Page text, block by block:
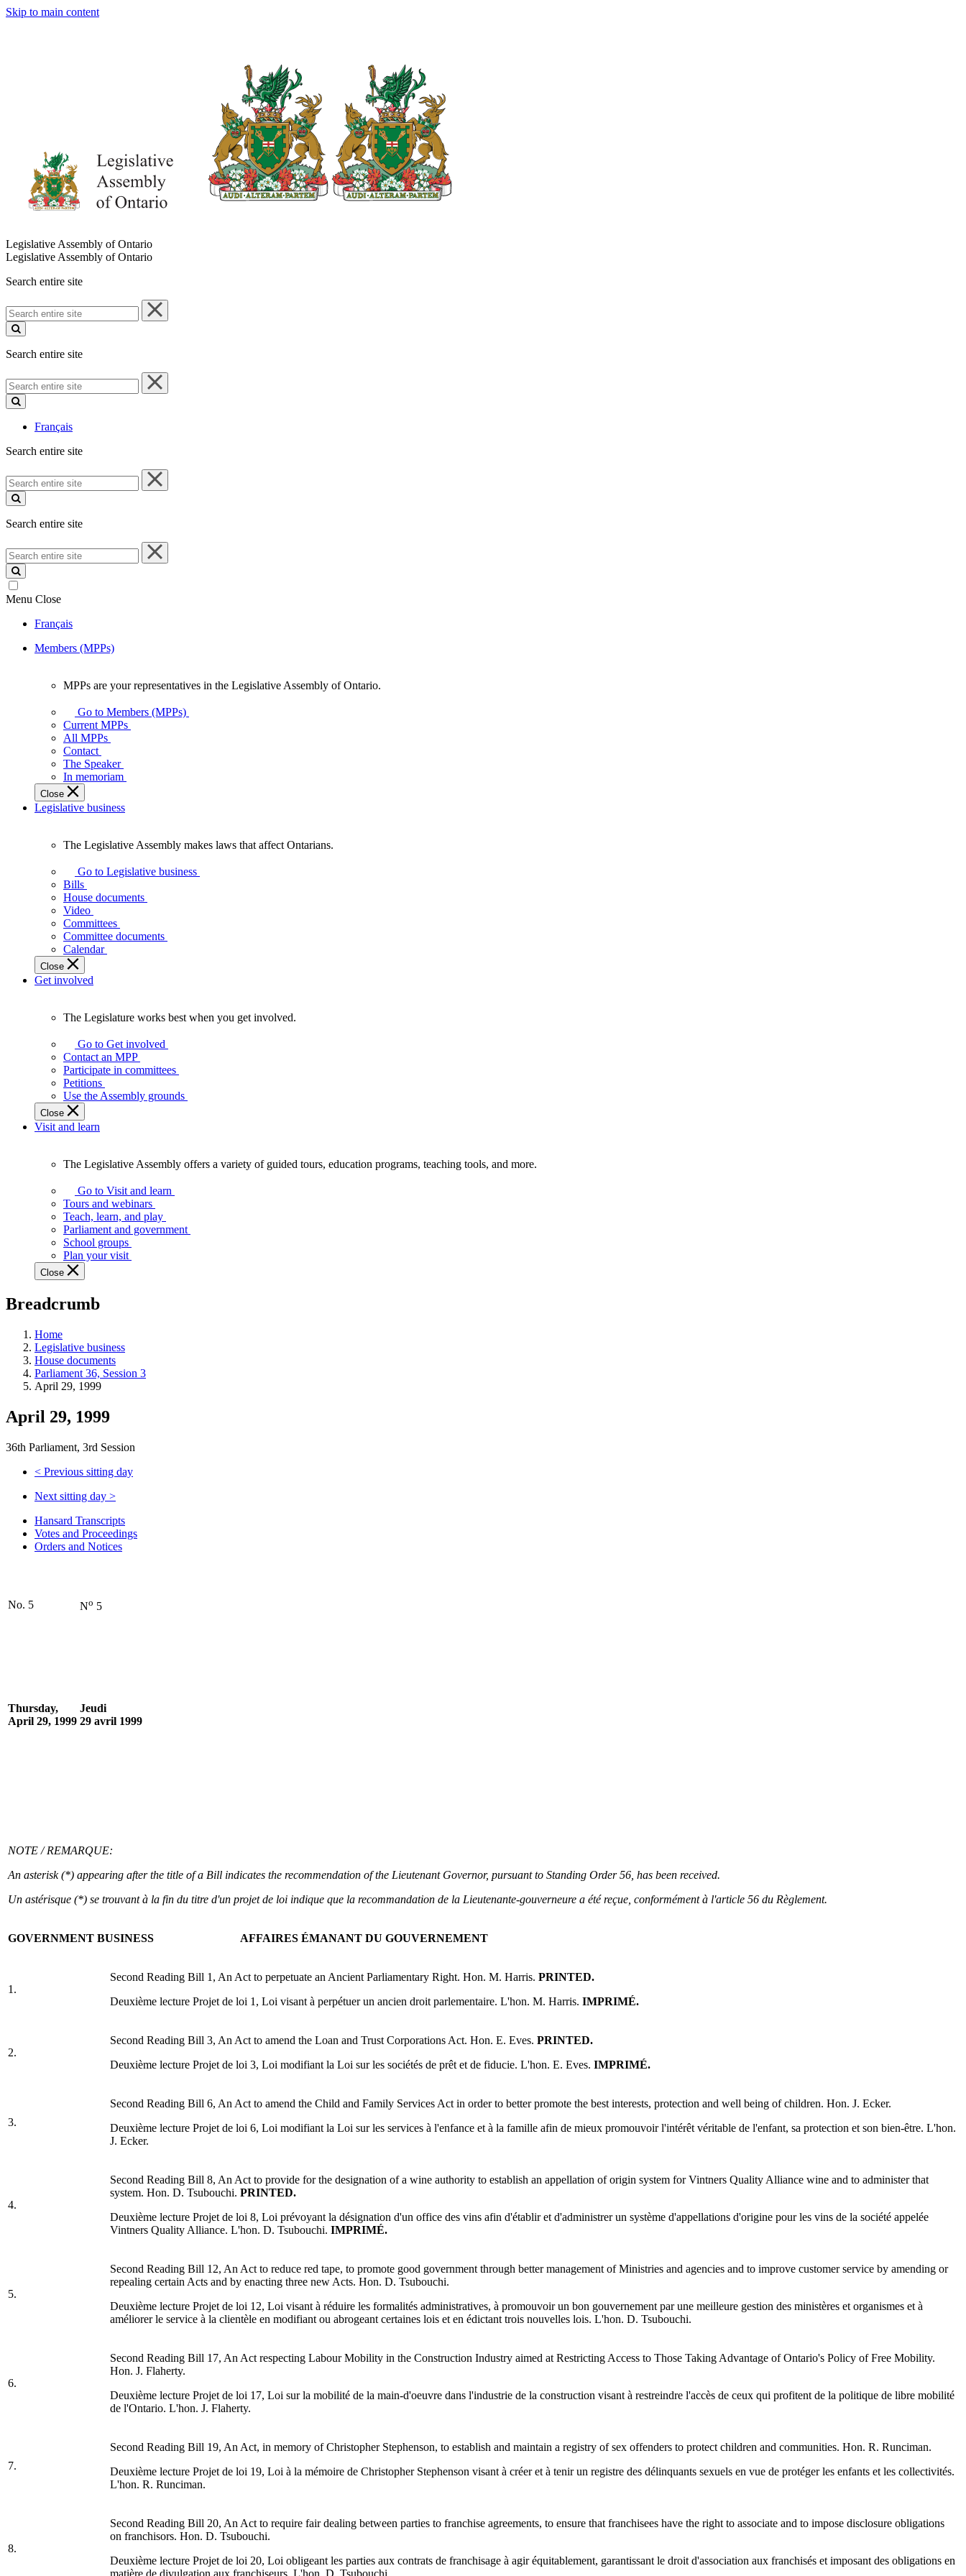
Skip to main content
Legislative Assembly of Ontario
Legislative Assembly of Ontario
Search entire site
Search
entire
site
Search entire site
Search
entire
site
Français
Search entire site
Search
entire
site
Search entire site
Search
entire
site
Menu Close
Français
Members (MPPs)
your
representatives
Legislative
Assembly
of
Ontario.
MPPs are your representatives in the Legislative Assembly of Ontario.
Go to Members (MPPs)
Current MPPs
All MPPs
Contact
The Speaker
In memoriam
Close
Legislative business
Legislative
Assembly
makes
laws
affect
Ontarians.
The Legislative Assembly makes laws that affect Ontarians.
Go to Legislative business
Bills
House documents
Video
Committees
Committee documents
Calendar
Close
Get involved
Legislature
works
best
when
get
involved.
The Legislature works best when you get involved.
Go to Get involved
Contact an MPP
Participate in committees
Petitions
Use the Assembly grounds
Close
Visit and learn
Legislative
Assembly
offers
variety
guided
tours,
programs,
tools,
and
more.
The Legislative Assembly offers a variety of guided tours, education programs, teaching tools, and more.
Go to Visit and learn
Tours and webinars
Teach, learn, and play
Parliament and government
School groups
Plan your visit
Close
Breadcrumb
Home
Legislative business
House documents
Parliament 36, Session 3
April 29, 1999
April 29, 1999
36th Parliament, 3rd Session
< Previous sitting day
Next sitting day >
Hansard Transcripts
Votes and Proceedings
Orders and Notices
No. 5 No 5
Thursday,
April 29, 1999
Jeudi
29 avril 1999
NOTE / REMARQUE:
An asterisk (*) appearing after the title of a Bill indicates the recommendation of the Lieutenant Governor, pursuant to Standing Order 56, has been received.
Un astérisque (*) se trouvant à la fin du titre d'un projet de loi indique que la recommandation de la Lieutenante-gouverneure a été reçue, conformément à l'article 56 du Règlement.
GOVERNMENT BUSINESS AFFAIRES ÉMANANT DU GOUVERNEMENT
1.
Second Reading Bill 1, An Act to perpetuate an Ancient Parliamentary Right. Hon. M. Harris. PRINTED.
Deuxième lecture Projet de loi 1, Loi visant à perpétuer un ancien droit parlementaire. L'hon. M. Harris. IMPRIMÉ.
2.
Second Reading Bill 3, An Act to amend the Loan and Trust Corporations Act. Hon. E. Eves. PRINTED.
Deuxième lecture Projet de loi 3, Loi modifiant la Loi sur les sociétés de prêt et de fiducie. L'hon. E. Eves. IMPRIMÉ.
3.
Second Reading Bill 6, An Act to amend the Child and Family Services Act in order to better promote the best interests, protection and well being of children. Hon. J. Ecker.
Deuxième lecture Projet de loi 6, Loi modifiant la Loi sur les services à l'enfance et à la famille afin de mieux promouvoir l'intérêt véritable de l'enfant, sa protection et son bien-être. L'hon.
J. Ecker.
4.
Second Reading Bill 8, An Act to provide for the designation of a wine authority to establish an appellation of origin system for Vintners Quality Alliance wine and to administer that
system. Hon. D. Tsubouchi. PRINTED.
Deuxième lecture Projet de loi 8, Loi prévoyant la désignation d'un office des vins afin d'établir et d'administrer un système d'appellations d'origine pour les vins de la société appelée
Vintners Quality Alliance. L'hon. D. Tsubouchi. IMPRIMÉ.
5.
Second Reading Bill 12, An Act to reduce red tape, to promote good government through better management of Ministries and agencies and to improve customer service by amending or
repealing certain Acts and by enacting three new Acts. Hon. D. Tsubouchi.
Deuxième lecture Projet de loi 12, Loi visant à réduire les formalités administratives, à promouvoir un bon gouvernement par une meilleure gestion des ministères et organismes et à
améliorer le service à la clientèle en modifiant ou abrogeant certaines lois et en édictant trois nouvelles lois. L'hon. D. Tsubouchi.
6.
Second Reading Bill 17, An Act respecting Labour Mobility in the Construction Industry aimed at Restricting Access to Those Taking Advantage of Ontario's Policy of Free Mobility.
Hon. J. Flaherty.
Deuxième lecture Projet de loi 17, Loi sur la mobilité de la main-d'oeuvre dans l'industrie de la construction visant à restreindre l'accès de ceux qui profitent de la politique de libre mobilité
de l'Ontario. L'hon. J. Flaherty.
7.
Second Reading Bill 19, An Act, in memory of Christopher Stephenson, to establish and maintain a registry of sex offenders to protect children and communities. Hon. R. Runciman.
Deuxième lecture Projet de loi 19, Loi à la mémoire de Christopher Stephenson visant à créer et à tenir un registre des délinquants sexuels en vue de protéger les enfants et les collectivités.
L'hon. R. Runciman.
8.
Second Reading Bill 20, An Act to require fair dealing between parties to franchise agreements, to ensure that franchisees have the right to associate and to impose disclosure obligations
on franchisors. Hon. D. Tsubouchi.
Deuxième lecture Projet de loi 20, Loi obligeant les parties aux contrats de franchisage à agir équitablement, garantissant le droit d'association aux franchisés et imposant des obligations en
matière de divulgation aux franchiseurs. L'hon. D. Tsubouchi.